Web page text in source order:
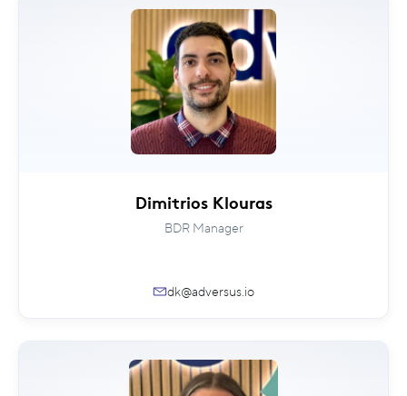
Dimitrios Klouras
BDR Manager
dk@adversus.io